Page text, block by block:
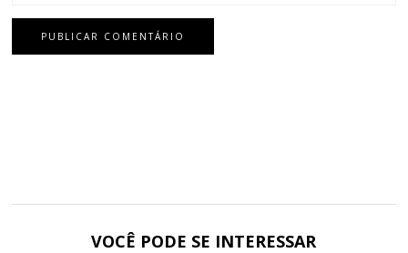
VOCÊ PODE SE INTERESSAR